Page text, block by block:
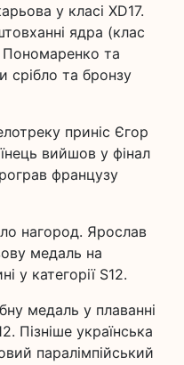
у класі XD17.
ядра (клас
та
срібло та бронзу
приніс Єгор
вийшов у фінал
французу
нагород. Ярослав
медаль на
у категорії S12.
медаль у плаванні
Пізніше українська
паралімпійський